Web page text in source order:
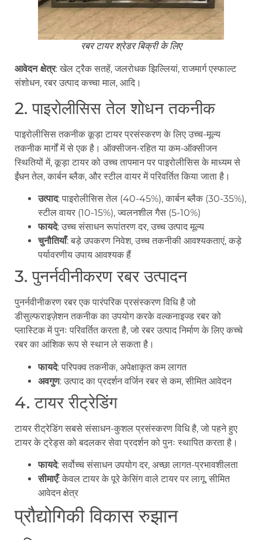
रबर टायर श्रेडर बिक्री के लिए
आवेदन क्षेत्र: खेल ट्रैक सतहें, जलरोधक झिल्लियां, राजमार्ग एस्फाल्ट
संशोधन, रबर उत्पाद कच्चा माल, आदि।
2. पाइरोलीसिस तेल शोधन तकनीक
पाइरोलीसिस तकनीक कूड़ा टायर प्रसंस्करण के लिए उच्च-मूल्य
तकनीक मार्गों में से एक है। ऑक्सीजन-रहित या कम-ऑक्सीजन
स्थितियों में, कूड़ा टायर को उच्च तापमान पर पाइरोलीसिस के माध्यम से
ईंधन तेल, कार्बन ब्लैक, और स्टील वायर में परिवर्तित किया जाता है।
उत्पाद: पाइरोलीसिस तेल (40-45%), कार्बन ब्लैक (30-35%),
स्टील वायर (10-15%), ज्वलनशील गैस (5-10%)
फायदे: उच्च संसाधन रूपांतरण दर, उच्च उत्पाद मूल्य
चुनौतियाँ: बड़े उपकरण निवेश, उच्च तकनीकी आवश्यकताएं, कड़े
पर्यावरणीय उपाय आवश्यक हैं
3. पुनर्नवीनीकरण रबर उत्पादन
पुनर्नवीनीकरण रबर एक पारंपरिक प्रसंस्करण विधि है जो
डीसुल्फराइज़ेशन तकनीक का उपयोग करके वल्कनाइज्ड रबर को
प्लास्टिक में पुनः परिवर्तित करता है, जो रबर उत्पाद निर्माण के लिए कच्चे
रबर का आंशिक रूप से स्थान ले सकता है।
फायदे: परिपक्व तकनीक, अपेक्षाकृत कम लागत
अवगुण: उत्पाद का प्रदर्शन वर्जिन रबर से कम, सीमित आवेदन
4. टायर रीट्रेडिंग
टायर रीट्रेडिंग सबसे संसाधन-कुशल प्रसंस्करण विधि है, जो पहने हुए
टायर के ट्रेड्स को बदलकर सेवा प्रदर्शन को पुनः स्थापित करता है।
फायदे: सर्वोच्च संसाधन उपयोग दर, अच्छा लागत-प्रभावशीलता
सीमाएँ: केवल टायर के पूरे केसिंग वाले टायर पर लागू, सीमित
आवेदन क्षेत्र
प्रौद्योगिकी विकास रुझान